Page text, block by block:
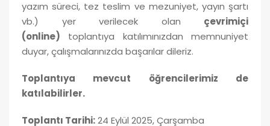
yazım süreci, tez teslim ve mezuniyet, yayın şartı
vb.) yer verilecek olan çevrimiçi
(online) toplantıya katılımınızdan memnuniyet
duyar, çalışmalarınızda başarılar dileriz.
Toplantıya mevcut öğrencilerimiz de
katılabilirler.
Toplantı Tarihi:24 Eylül 2025, Çarşamba